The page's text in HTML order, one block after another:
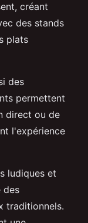
créant
des stands
plats
des
permettent
direct ou de
l'expérience
ludiques et
des
traditionnels.